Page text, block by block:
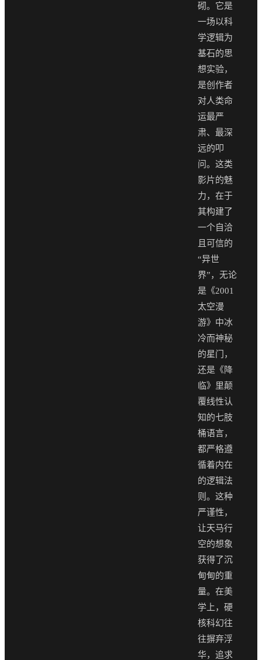
砌。它是
一场以科
学逻辑为
基石的思
想实验，
是创作者
对人类命
运最严
肃、最深
远的叩
问。这类
影片的魅
力，在于
其构建了
一个自洽
且可信的
“异世
界”，无论
是《2001
太空漫
游》中冰
冷而神秘
的星门，
还是《降
临》里颠
覆线性认
知的七肢
桶语言，
都严格遵
循着内在
的逻辑法
则。这种
严谨性，
让天马行
空的想象
获得了沉
甸甸的重
量。在美
学上，硬
核科幻往
往摒弃浮
华，追求